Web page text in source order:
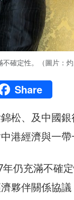
確定性。（圖片：灼
Share
松、及中國
港經濟與一帶
仍充滿不確
夥伴關係協